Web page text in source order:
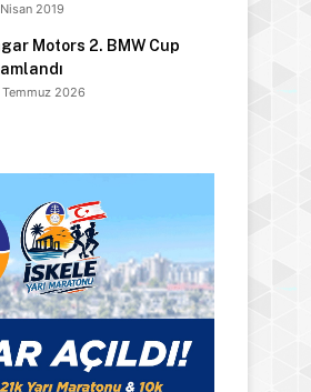
2019
Motors 2. BMW Cup
2026